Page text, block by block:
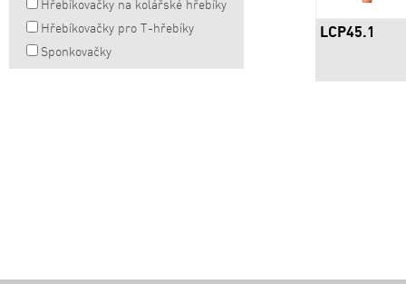
Hřebíkovačky na kolářské hřebíky
Hřebíkovačky pro T-hřebíky
Sponkovačky
LCP45.1